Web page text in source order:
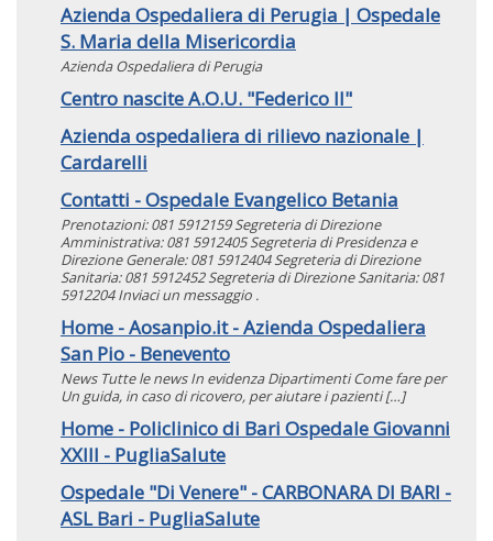
Azienda Ospedaliera di Perugia | Ospedale
S. Maria della Misericordia
Azienda Ospedaliera di Perugia
Centro nascite A.O.U. "Federico II"
Azienda ospedaliera di rilievo nazionale |
Cardarelli
Contatti - Ospedale Evangelico Betania
Prenotazioni: 081 5912159 Segreteria di Direzione
Amministrativa: 081 5912405 Segreteria di Presidenza e
Direzione Generale: 081 5912404 Segreteria di Direzione
Sanitaria: 081 5912452 Segreteria di Direzione Sanitaria: 081
5912204 Inviaci un messaggio .
Home - Aosanpio.it - Azienda Ospedaliera
San Pio - Benevento
News Tutte le news In evidenza Dipartimenti Come fare per
Un guida, in caso di ricovero, per aiutare i pazienti […]
Home - Policlinico di Bari Ospedale Giovanni
XXIII - PugliaSalute
Ospedale "Di Venere" - CARBONARA DI BARI -
ASL Bari - PugliaSalute